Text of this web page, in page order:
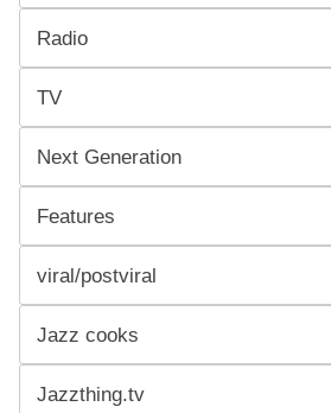
Radio
TV
Next Generation
Features
viral/postviral
Jazz cooks
Jazzthing.tv